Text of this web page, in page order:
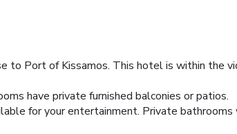
to Port of Kissamos. This hotel is within the
have private furnished balconies or patios.
for your entertainment. Private